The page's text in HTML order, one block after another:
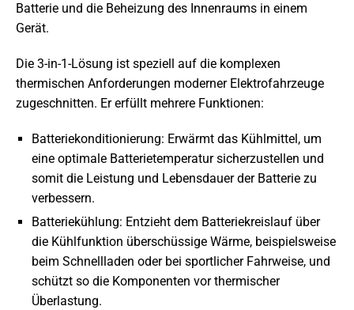
Batterie und die Beheizung des Innenraums in einem
Gerät.
Die 3-in-1-Lösung ist speziell auf die komplexen
thermischen Anforderungen moderner Elektrofahrzeuge
zugeschnitten. Er erfüllt mehrere Funktionen:
Batteriekonditionierung: Erwärmt das Kühlmittel, um
eine optimale Batterietemperatur sicherzustellen und
somit die Leistung und Lebensdauer der Batterie zu
verbessern.
Batteriekühlung: Entzieht dem Batteriekreislauf über
die Kühlfunktion überschüssige Wärme, beispielsweise
beim Schnellladen oder bei sportlicher Fahrweise, und
schützt so die Komponenten vor thermischer
Überlastung.